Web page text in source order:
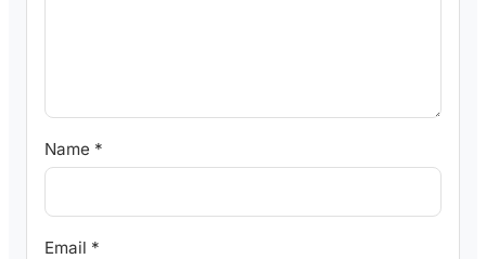
Name *
Email *